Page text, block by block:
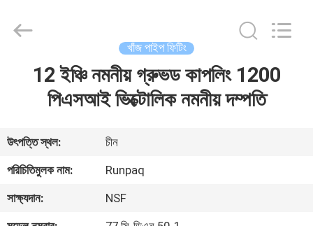
আমাদের
সম্পর্কে
খাঁজ পাইপ ফিটিং
12 ইঞ্চি নমনীয় গ্রুভড কাপলিং 1200
পিএসআই ভিক্টোলিক নমনীয় দম্পতি
উৎপত্তি স্থল:
চীন
পরিচিতিমুলক নাম:
Runpaq
সাক্ষ্যদান:
NSF